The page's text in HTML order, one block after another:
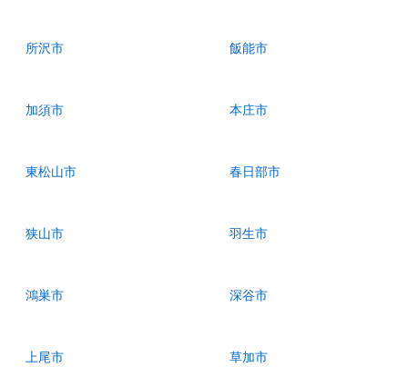
所沢市 飯能市
加須市 本庄市
東松山市 春日部市
狭山市 羽生市
鴻巣市 深谷市
上尾市 草加市